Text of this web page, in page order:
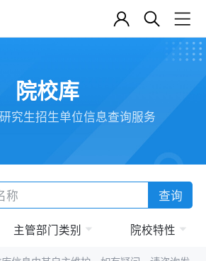
院校库
究生招生单位信息查询服务
查询
主管部门类别 院校特性